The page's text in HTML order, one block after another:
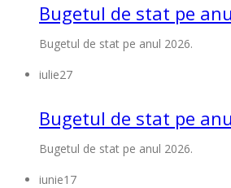
Bugetul de stat pe
Bugetul de stat pe anul 2026.
iulie27
Bugetul de stat pe
Bugetul de stat pe anul 2026.
iunie17